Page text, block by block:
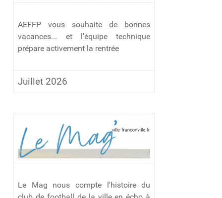
AEFFP vous souhaite de bonnes
vacances... et l'équipe technique
prépare activement la rentrée
Juillet 2026
Le Mag nous compte l'histoire du